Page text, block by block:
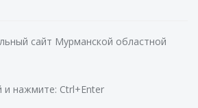
сайт Мурманской областной
нажмите: Ctrl+Enter